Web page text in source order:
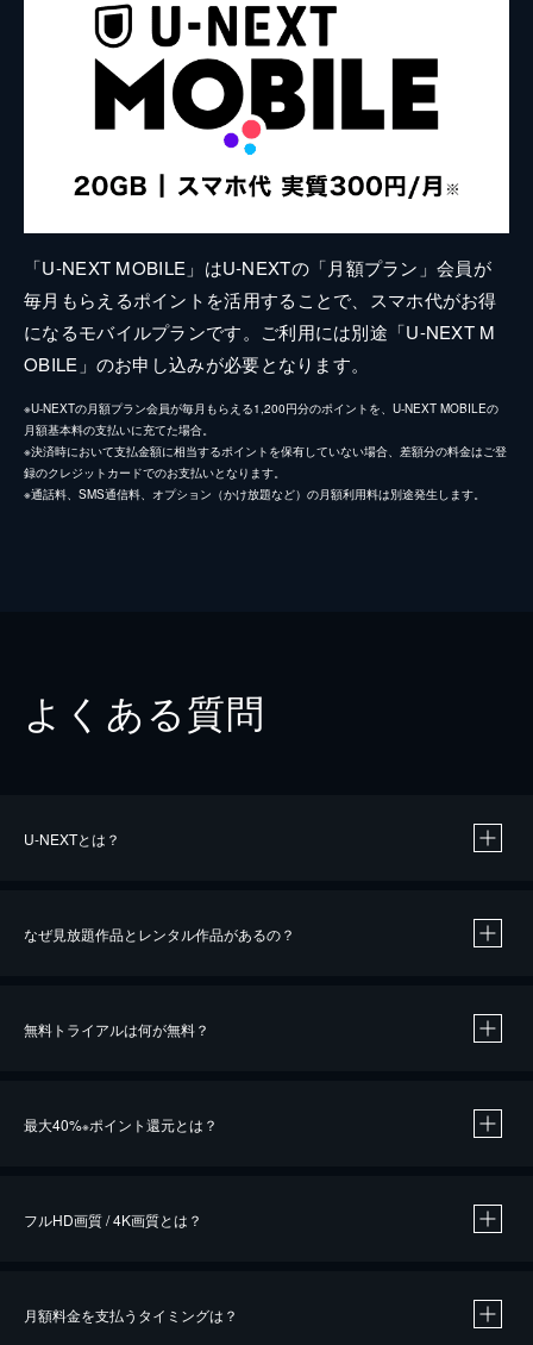
「U-NEXT MOBILE」はU-NEXTの「月額プラン」会員が
毎月もらえるポイントを活用することで、スマホ代がお得
になるモバイルプランです。ご利用には別途「U-NEXT M
OBILE」のお申し込みが必要となります。
※U-NEXTの月額プラン会員が毎月もらえる1,200円分のポイントを、U-NEXT MOBILEの
月額基本料の支払いに充てた場合。
※決済時において支払金額に相当するポイントを保有していない場合、差額分の料金はご登
録のクレジットカードでのお支払いとなります。
※通話料、SMS通信料、オプション（かけ放題など）の月額利用料は別途発生します。
よくある質問
U-NEXTとは？
なぜ見放題作品とレンタル作品があるの？
無料トライアルは何が無料？
最大40%※ポイント還元とは？
※40％ポイント還元の対象は、クレジットカード決済による作品の購入 / レンタルです。
フルHD画質 / 4K画質とは？
月額料金を支払うタイミングは？